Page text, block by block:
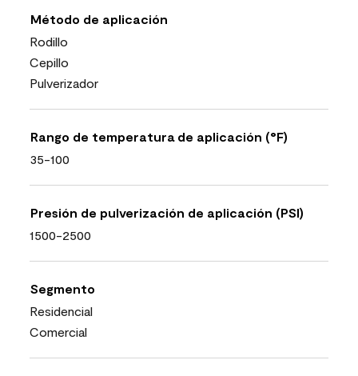
Método de aplicación
Rodillo
Cepillo
Pulverizador
Rango de temperatura de aplicación (°F)
35-100
Presión de pulverización de aplicación (PSI)
1500-2500
Segmento
Residencial
Comercial